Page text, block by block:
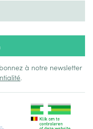
à notre newsletter
.